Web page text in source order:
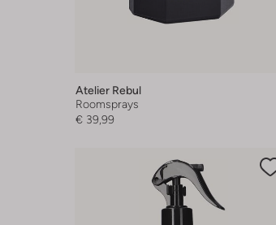
Atelier Rebul
Roomsprays
€ 39,99